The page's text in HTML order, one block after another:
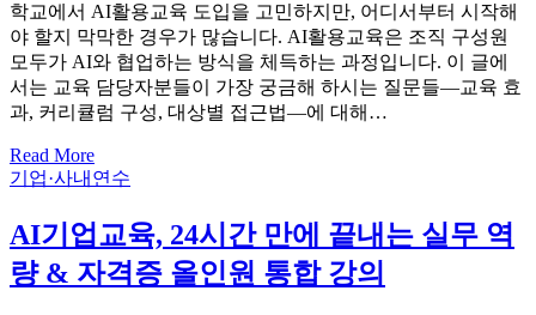
학교에서 AI활용교육 도입을 고민하지만, 어디서부터 시작해
야 할지 막막한 경우가 많습니다. AI활용교육은 조직 구성원
모두가 AI와 협업하는 방식을 체득하는 과정입니다. 이 글에
서는 교육 담당자분들이 가장 궁금해 하시는 질문들—교육 효
과, 커리큘럼 구성, 대상별 접근법—에 대해…
Read More
Categories
기업·사내연수
AI기업교육, 24시간 만에 끝내는 실무 역
량 & 자격증 올인원 통합 강의